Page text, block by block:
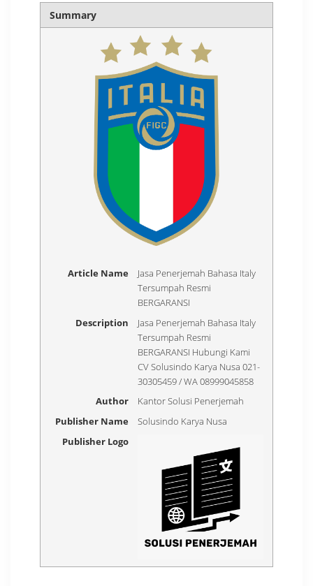
Summary
Article Name
Jasa Penerjemah Bahasa Italy
Tersumpah Resmi
BERGARANSI
Description
Jasa Penerjemah Bahasa Italy
Tersumpah Resmi
BERGARANSI Hubungi Kami
CV Solusindo Karya Nusa 021-
30305459 / WA 08999045858
Author
Kantor Solusi Penerjemah
Publisher Name
Solusindo Karya Nusa
Publisher Logo